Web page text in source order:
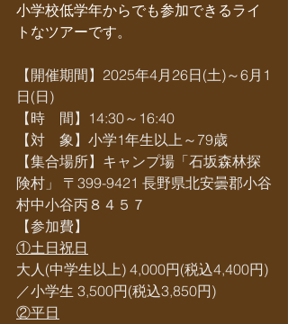
小学校低学年からでも参加できるライ
トなツアーです。
【開催期間】2025年4月26日(土)～6月1
日(日)
【時　間】14:30～16:40
【対　象】小学1年生以上～79歳
【集合場所】 キャンプ場「石坂森林探
険村」 〒399-9421 長野県北安曇郡小谷
村中小谷丙８４５７
【参加費】
①土日祝日
大人(中学生以上) 4,000円(税込4,400円)
／小学生 3,500円(税込3,850円)
②平日